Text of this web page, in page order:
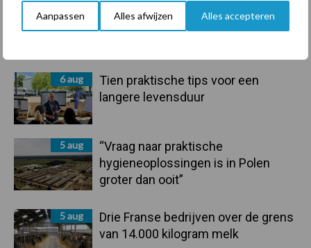
Aanpassen Alles afwijzen Alles accepteren
ForFarmers ziet volume en
marktaandeel groeien in krimpende
6 aug
Tien praktische tips voor een
langere levensduur
5 aug
“Vraag naar praktische
hygieneoplossingen is in Polen
groter dan ooit”
5 aug
Drie Franse bedrijven over de grens
van 14.000 kilogram melk